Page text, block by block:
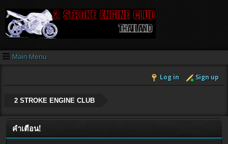
Main Menu
Log in Sign up
2 STROKE ENGINE CLUB
คำเตือน!